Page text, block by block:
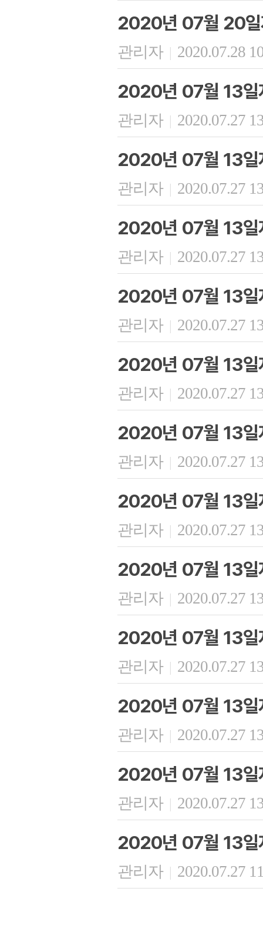
2020년 07월 20일
관리자 | 2020.07.28
2020년 07월 13일
관리자 | 2020.07.27
2020년 07월 13일
관리자 | 2020.07.27
2020년 07월 13일
관리자 | 2020.07.27
2020년 07월 13일
관리자 | 2020.07.27
2020년 07월 13일
관리자 | 2020.07.27
2020년 07월 13일
관리자 | 2020.07.27
2020년 07월 13일
관리자 | 2020.07.27
2020년 07월 13일
관리자 | 2020.07.27
2020년 07월 13일
관리자 | 2020.07.27
2020년 07월 13일
관리자 | 2020.07.27
2020년 07월 13일
관리자 | 2020.07.27
2020년 07월 13일
관리자 | 2020.07.27